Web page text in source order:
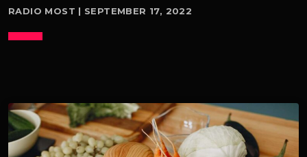
RADIO MOST | SEPTEMBER 17, 2022